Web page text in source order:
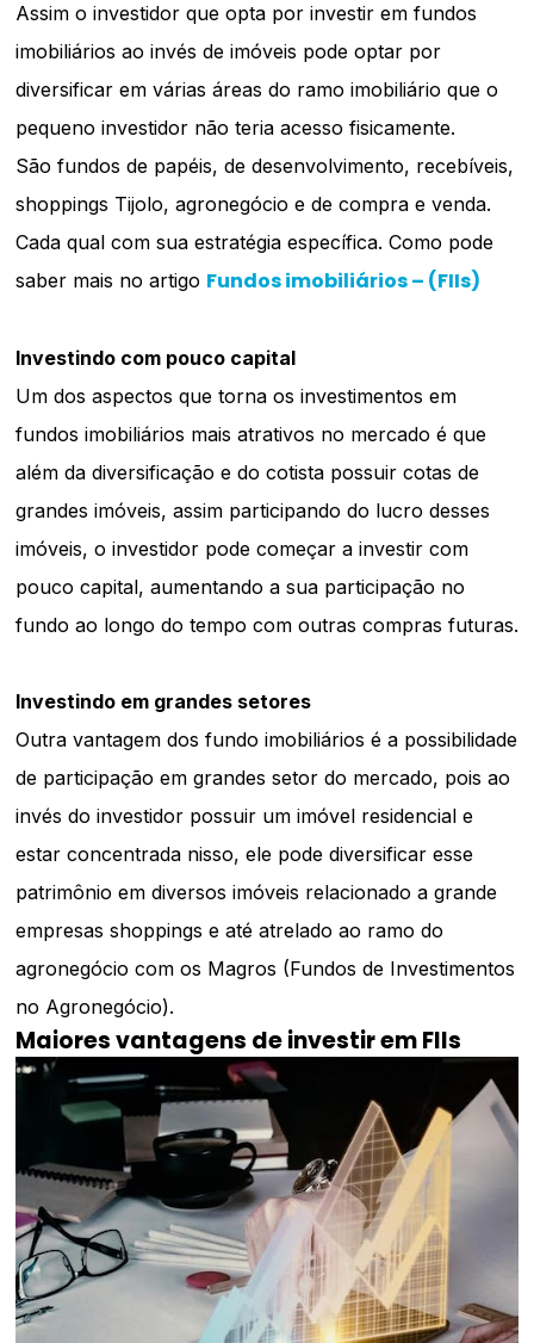
Assim o investidor que opta por investir em fundos
imobiliários ao invés de imóveis pode optar por
diversificar em várias áreas do ramo imobiliário que o
pequeno investidor não teria acesso fisicamente.
São fundos de papéis, de desenvolvimento, recebíveis,
shoppings Tijolo, agronegócio e de compra e venda.
Cada qual com sua estratégia específica. Como pode
saber mais no artigo Fundos imobiliários – (FIIs)
Investindo com pouco capital
Um dos aspectos que torna os investimentos em
fundos imobiliários mais atrativos no mercado é que
além da diversificação e do cotista possuir cotas de
grandes imóveis, assim participando do lucro desses
imóveis, o investidor pode começar a investir com
pouco capital, aumentando a sua participação no
fundo ao longo do tempo com outras compras futuras.
Investindo em grandes setores
Outra vantagem dos fundo imobiliários é a possibilidade
de participação em grandes setor do mercado, pois ao
invés do investidor possuir um imóvel residencial e
estar concentrada nisso, ele pode diversificar esse
patrimônio em diversos imóveis relacionado a grande
empresas shoppings e até atrelado ao ramo do
agronegócio com os Magros (Fundos de Investimentos
no Agronegócio).
Maiores vantagens de investir em FIIs